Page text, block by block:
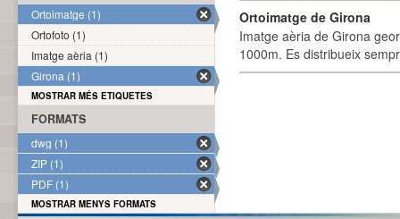
Ortoimatge de Girona
Imatge aèria de Girona
1000m. Es distribueix
Ortoimatge (1)
Ortofoto (1)
Imatge aèria (1)
Girona (1)
MOSTRAR MÉS ETIQUETES
FORMATS
dwg (1)
ZIP (1)
PDF (1)
MOSTRAR MENYS FORMATS